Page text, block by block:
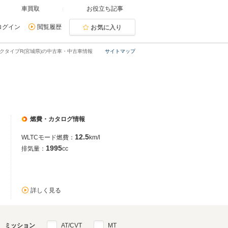
車買取 お役立ち記事
グイン 閲覧履歴 お気に入り
サイトマップ
タイプR(宮城県)の中古車・中古車情報
燃費・カタログ情報
WLTCモード燃費： 12.5km/l
排気量： 1995cc
詳しく見る
ミッション AT/CVT MT